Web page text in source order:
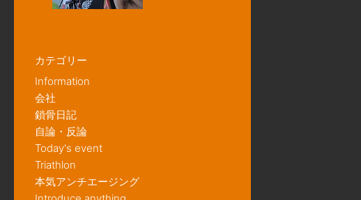
カテゴリー
Information
会社
鎖骨日記
自論・反論
Today's event
Triathlon
本気アンチエージング